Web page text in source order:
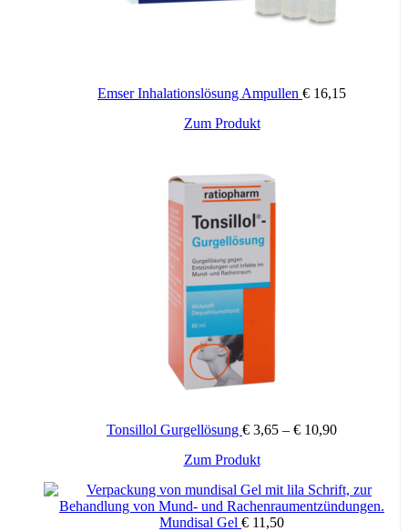
Sie die Packungsbeilage und fragen Sie Ihren Arzt oder Apotheker.
Die angegebene empfohlene Tagesdosis nicht überschreiten. Für
Kinder unerreichbar aufbewahren.
20 Stück, 20 Stück
Emser Inhalationslösung Ampullen € 16,15
Zum Produkt
Tonsillol Gurgellösung € 3,65 – € 10,90
Zum ProduktDieses
weist
mehrere
Varianten
Mundisal Gel € 11,50